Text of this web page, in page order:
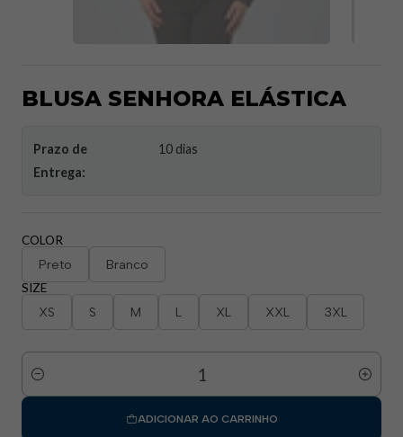
BLUSA SENHORA ELÁSTICA
Prazo de
Entrega:
10 dias
COLOR
Preto Branco
SIZE
XS S M L XL XXL 3XL
Quantidade
ADICIONAR AO CARRINHO